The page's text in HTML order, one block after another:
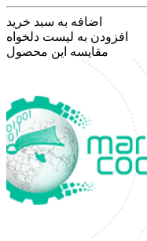
اضافه به سبد خرید
افزودن به لیست دلخواه
مقایسه این محصول